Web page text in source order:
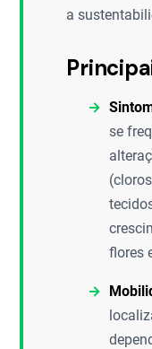
a
se
flores